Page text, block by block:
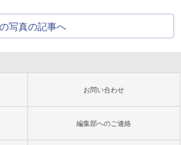
写真の記事へ
お問い合わせ
編集部へのご連絡